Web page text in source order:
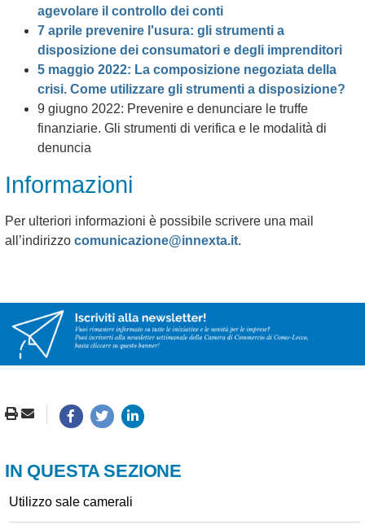
agevolare il controllo dei conti
7 aprile prevenire l'usura: gli strumenti a
disposizione dei consumatori e degli imprenditori
5 maggio 2022: La composizione negoziata della
crisi. Come utilizzare gli strumenti a disposizione?
9 giugno 2022: Prevenire e denunciare le truffe
finanziarie. Gli strumenti di verifica e le modalità di
denuncia
Informazioni
Per ulteriori informazioni è possibile scrivere una mail
all’indirizzo comunicazione@innexta.it.
IN QUESTA SEZIONE
Utilizzo sale camerali